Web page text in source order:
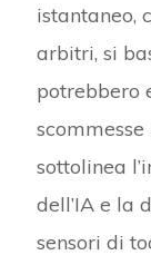
istantaneo,
arbitri, si
potrebbero
sottolinea
dell’IA e la
sensori di